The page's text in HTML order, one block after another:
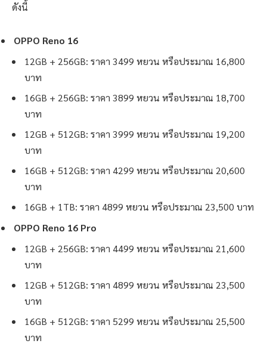
ดังนี้
OPPO Reno 16
12GB + 256GB: ราคา 3499 หยวน หรือประมาณ 16,800
บาท
16GB + 256GB: ราคา 3899 หยวน หรือประมาณ 18,700
บาท
12GB + 512GB: ราคา 3999 หยวน หรือประมาณ 19,200
บาท
16GB + 512GB: ราคา 4299 หยวน หรือประมาณ 20,600
บาท
16GB + 1TB: ราคา 4899 หยวน หรือประมาณ 23,500 บาท
OPPO Reno 16 Pro
12GB + 256GB: ราคา 4499 หยวน หรือประมาณ 21,600
บาท
12GB + 512GB: ราคา 4899 หยวน หรือประมาณ 23,500
บาท
16GB + 512GB: ราคา 5299 หยวน หรือประมาณ 25,500
บาท